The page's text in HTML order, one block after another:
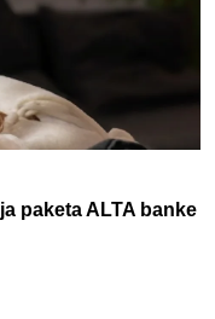
paketa ALTA banke